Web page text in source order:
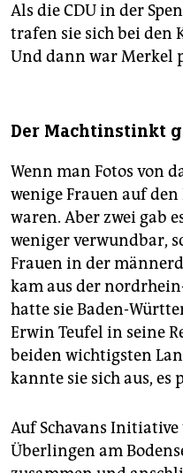
Als die CDU in der
trafen sie sich bei den
Und dann war Merkel
Der Machtinstinkt
Wenn man Fotos von
wenige Frauen auf
waren. Aber zwei gab
weniger verwundbar,
Frauen in der
kam aus der
hatte sie Baden-
Erwin Teufel in seine
beiden wichtigsten
kannte sie sich aus, es
Auf Schavans
Überlingen am